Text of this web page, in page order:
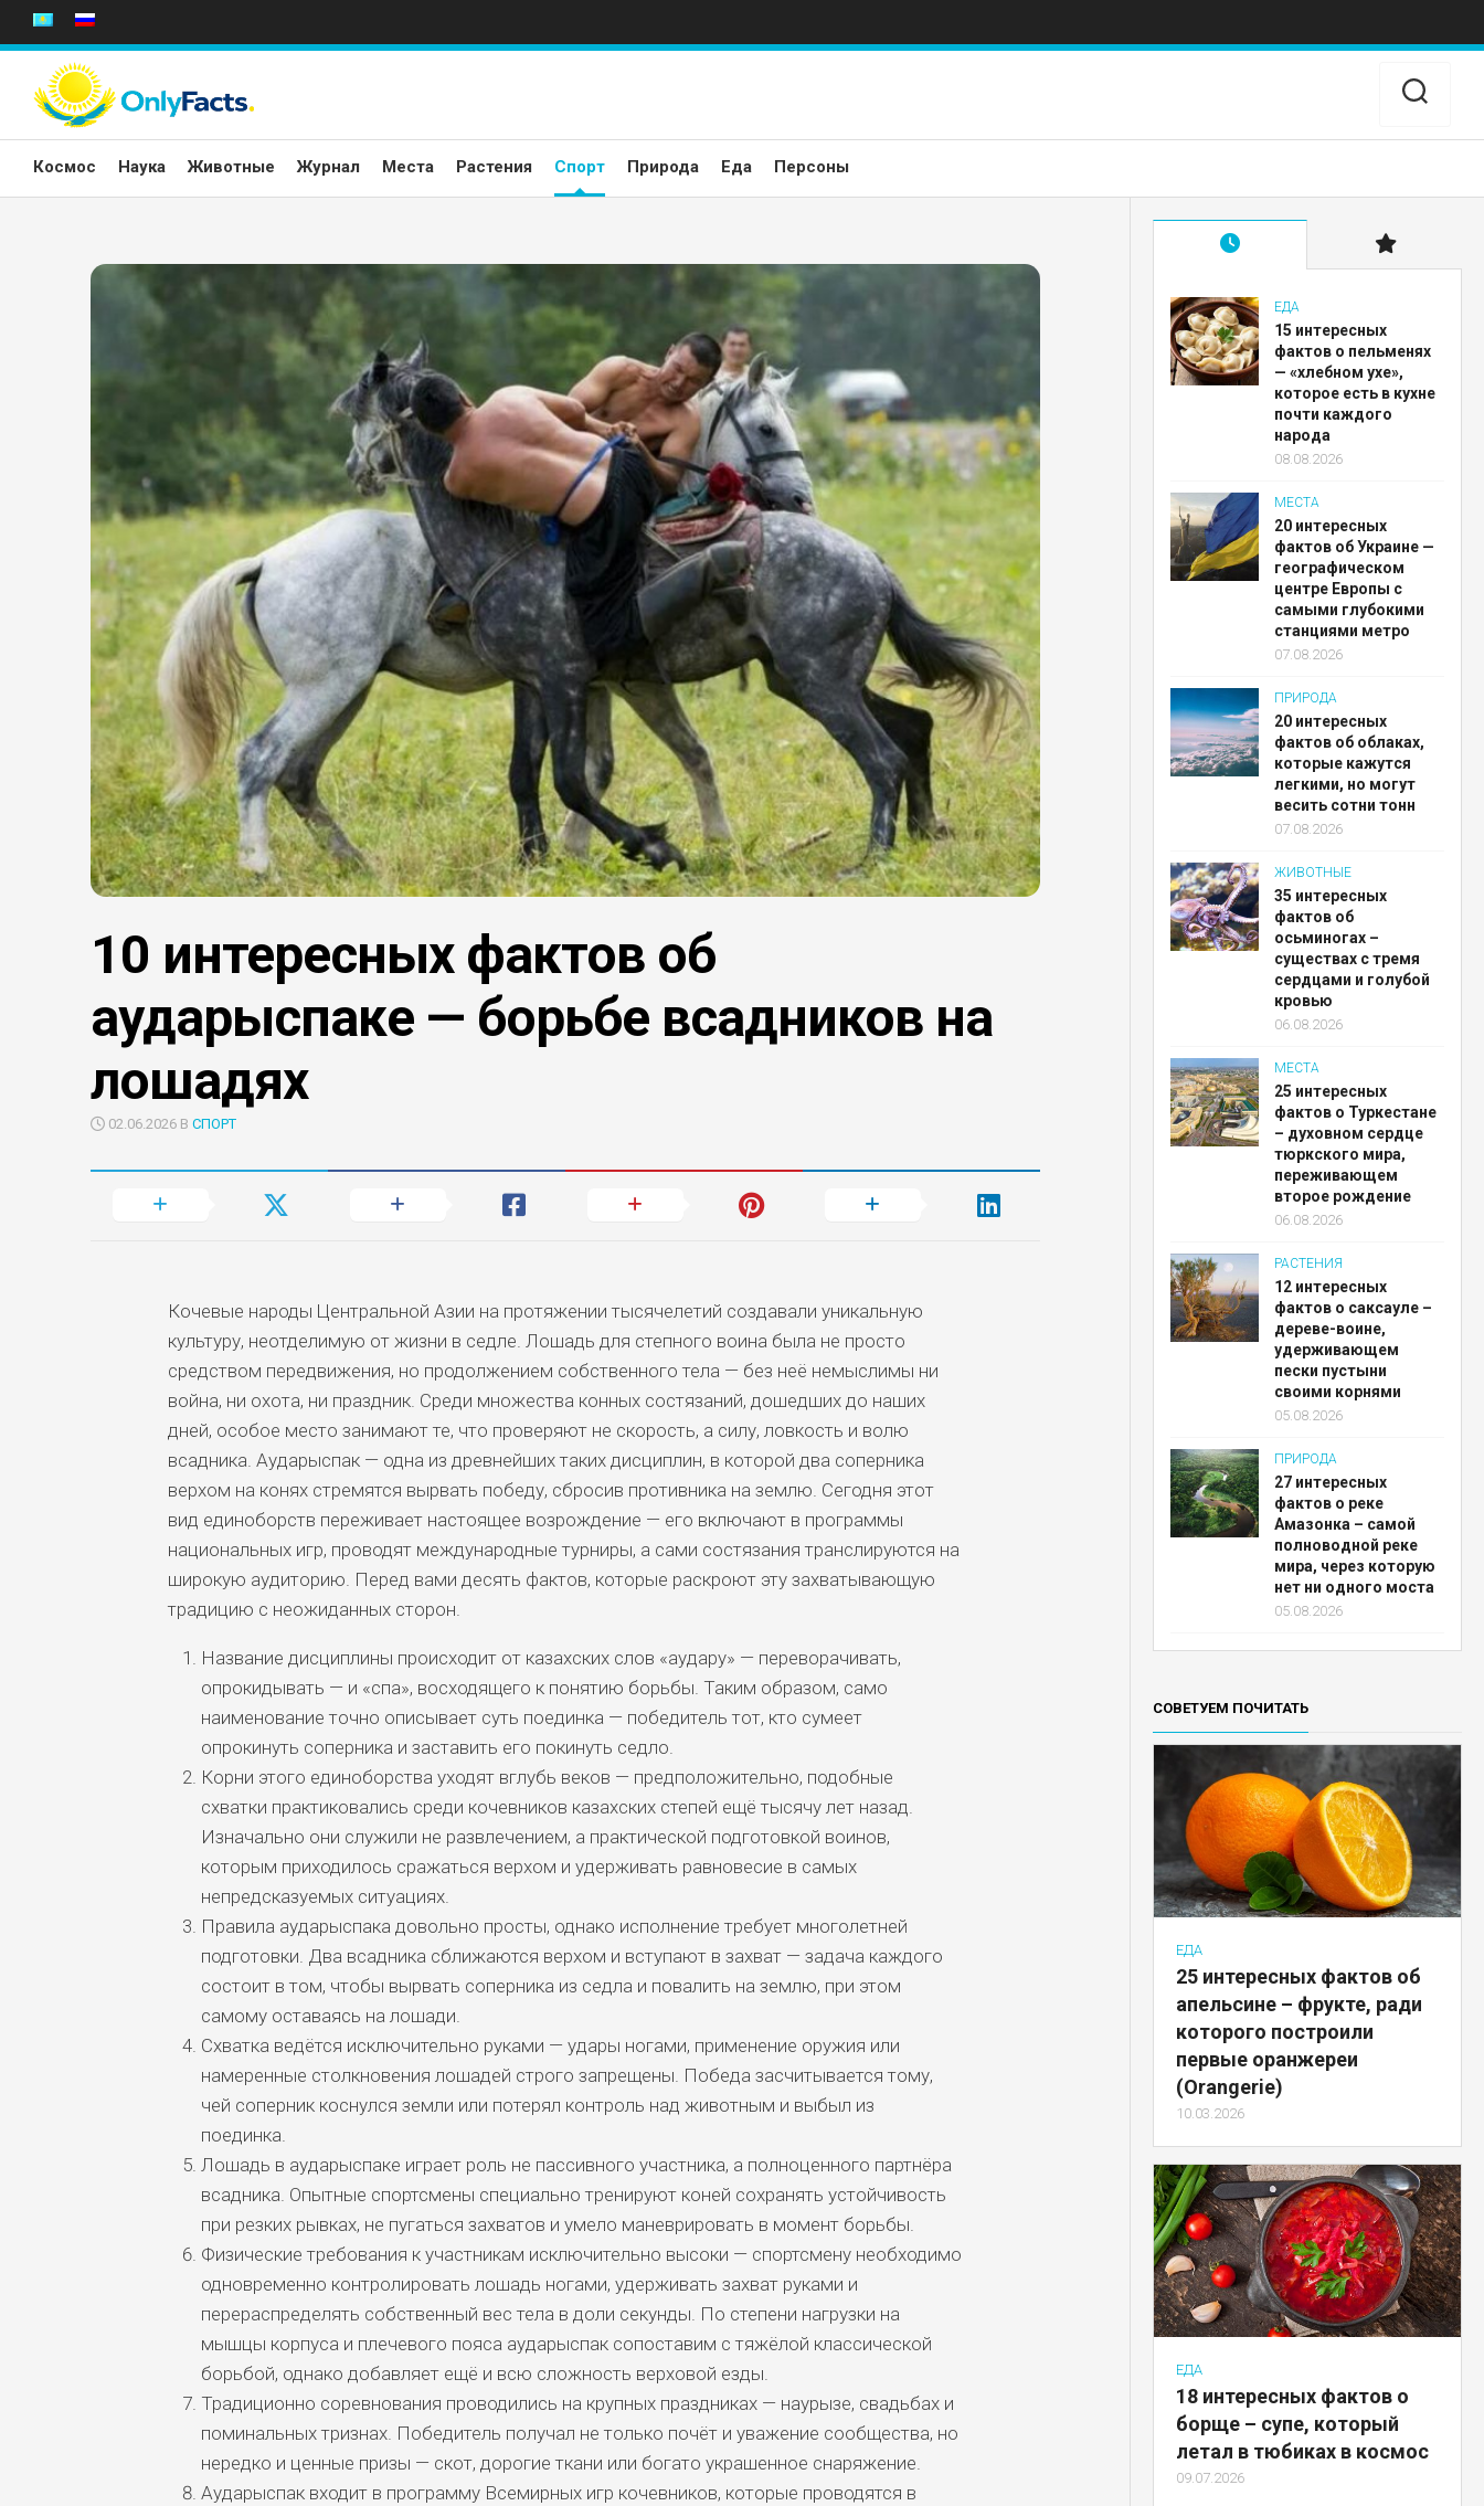
Перейти
содержанию
Космос Наука Животные Журнал Места Растения Спорт Природа Еда Персоны
10 интересных фактов об
аударыспаке — борьбе всадников на
лошадях
02.06.2026 В СПОРТ
Кочевые народы Центральной Азии на протяжении тысячелетий создавали уникальную
культуру, неотделимую от жизни в седле. Лошадь для степного воина была не просто
средством передвижения, но продолжением собственного тела — без неё немыслимы ни
война, ни охота, ни праздник. Среди множества конных состязаний, дошедших до наших
дней, особое место занимают те, что проверяют не скорость, а силу, ловкость и волю
всадника. Аударыспак — одна из древнейших таких дисциплин, в которой два соперника
верхом на конях стремятся вырвать победу, сбросив противника на землю. Сегодня этот
вид единоборств переживает настоящее возрождение — его включают в программы
национальных игр, проводят международные турниры, а сами состязания транслируются на
широкую аудиторию. Перед вами десять фактов, которые раскроют эту захватывающую
традицию с неожиданных сторон.
Название дисциплины происходит от казахских слов «аудару» — переворачивать,
опрокидывать — и «спа», восходящего к понятию борьбы. Таким образом, само
наименование точно описывает суть поединка — победитель тот, кто сумеет
опрокинуть соперника и заставить его покинуть седло.
Корни этого единоборства уходят вглубь веков — предположительно, подобные
схватки практиковались среди кочевников казахских степей ещё тысячу лет назад.
Изначально они служили не развлечением, а практической подготовкой воинов,
которым приходилось сражаться верхом и удерживать равновесие в самых
непредсказуемых ситуациях.
Правила аударыспака довольно просты, однако исполнение требует многолетней
подготовки. Два всадника сближаются верхом и вступают в захват — задача каждого
состоит в том, чтобы вырвать соперника из седла и повалить на землю, при этом
самому оставаясь на лошади.
Схватка ведётся исключительно руками — удары ногами, применение оружия или
намеренные столкновения лошадей строго запрещены. Победа засчитывается тому,
чей соперник коснулся земли или потерял контроль над животным и выбыл из
поединка.
Лошадь в аударыспаке играет роль не пассивного участника, а полноценного партнёра
всадника. Опытные спортсмены специально тренируют коней сохранять устойчивость
при резких рывках, не пугаться захватов и умело маневрировать в момент борьбы.
Физические требования к участникам исключительно высоки — спортсмену необходимо
одновременно контролировать лошадь ногами, удерживать захват руками и
перераспределять собственный вес тела в доли секунды. По степени нагрузки на
мышцы корпуса и плечевого пояса аударыспак сопоставим с тяжёлой классической
борьбой, однако добавляет ещё и всю сложность верховой езды.
Традиционно соревнования проводились на крупных праздниках — наурызе, свадьбах и
поминальных тризнах. Победитель получал не только почёт и уважение сообщества, но
нередко и ценные призы — скот, дорогие ткани или богато украшенное снаряжение.
Аударыспак входит в программу Всемирных игр кочевников, которые проводятся в
ЕДА
15 интересных
фактов о пельменях
— «хлебном ухе»,
которое есть в кухне
почти каждого
народа
08.08.2026
МЕСТА
20 интересных
фактов об Украине —
географическом
центре Европы с
самыми глубокими
станциями метро
07.08.2026
ПРИРОДА
20 интересных
фактов об облаках,
которые кажутся
легкими, но могут
весить сотни тонн
07.08.2026
ЖИВОТНЫЕ
35 интересных
фактов об
осьминогах –
существах с тремя
сердцами и голубой
кровью
06.08.2026
МЕСТА
25 интересных
фактов о Туркестане
– духовном сердце
тюркского мира,
переживающем
второе рождение
06.08.2026
РАСТЕНИЯ
12 интересных
фактов о саксауле –
дереве-воине,
удерживающем
пески пустыни
своими корнями
05.08.2026
ПРИРОДА
27 интересных
фактов о реке
Амазонка – самой
полноводной реке
мира, через которую
нет ни одного моста
05.08.2026
СОВЕТУЕМ ПОЧИТАТЬ
ЕДА
25 интересных фактов об
апельсине – фрукте, ради
которого построили
первые оранжереи
(Orangerie)
10.03.2026
ЕДА
18 интересных фактов о
борще – супе, который
летал в тюбиках в космос
09.07.2026